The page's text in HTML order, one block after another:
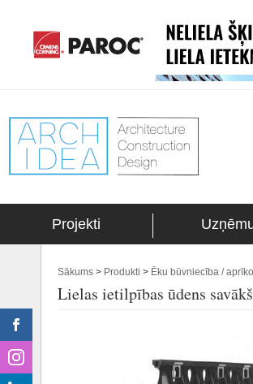
Projekti
Sākums > Produkti > Ēku būvniecība /
Lielas ietilpības ūdens